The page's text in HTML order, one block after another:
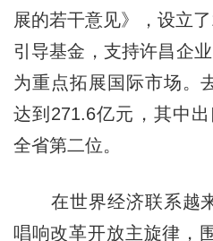
展的若干意见》，设立
引导基金，支持许昌企
为重点拓展国际市场。
达到271.6亿元，其中
全省第二位。
在世界经济联系越来
唱响改革开放主旋律，